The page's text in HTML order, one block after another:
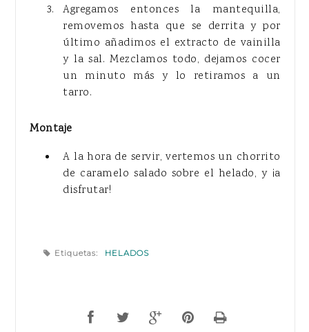
Agregamos entonces la mantequilla,
removemos hasta que se derrita y por
último añadimos el extracto de vainilla
y la sal. Mezclamos todo, dejamos cocer
un minuto más y lo retiramos a un
tarro.
Montaje
A la hora de servir, vertemos un chorrito
de caramelo salado sobre el helado, y ¡a
disfrutar!
Etiquetas: HELADOS